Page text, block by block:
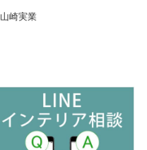
山崎実業